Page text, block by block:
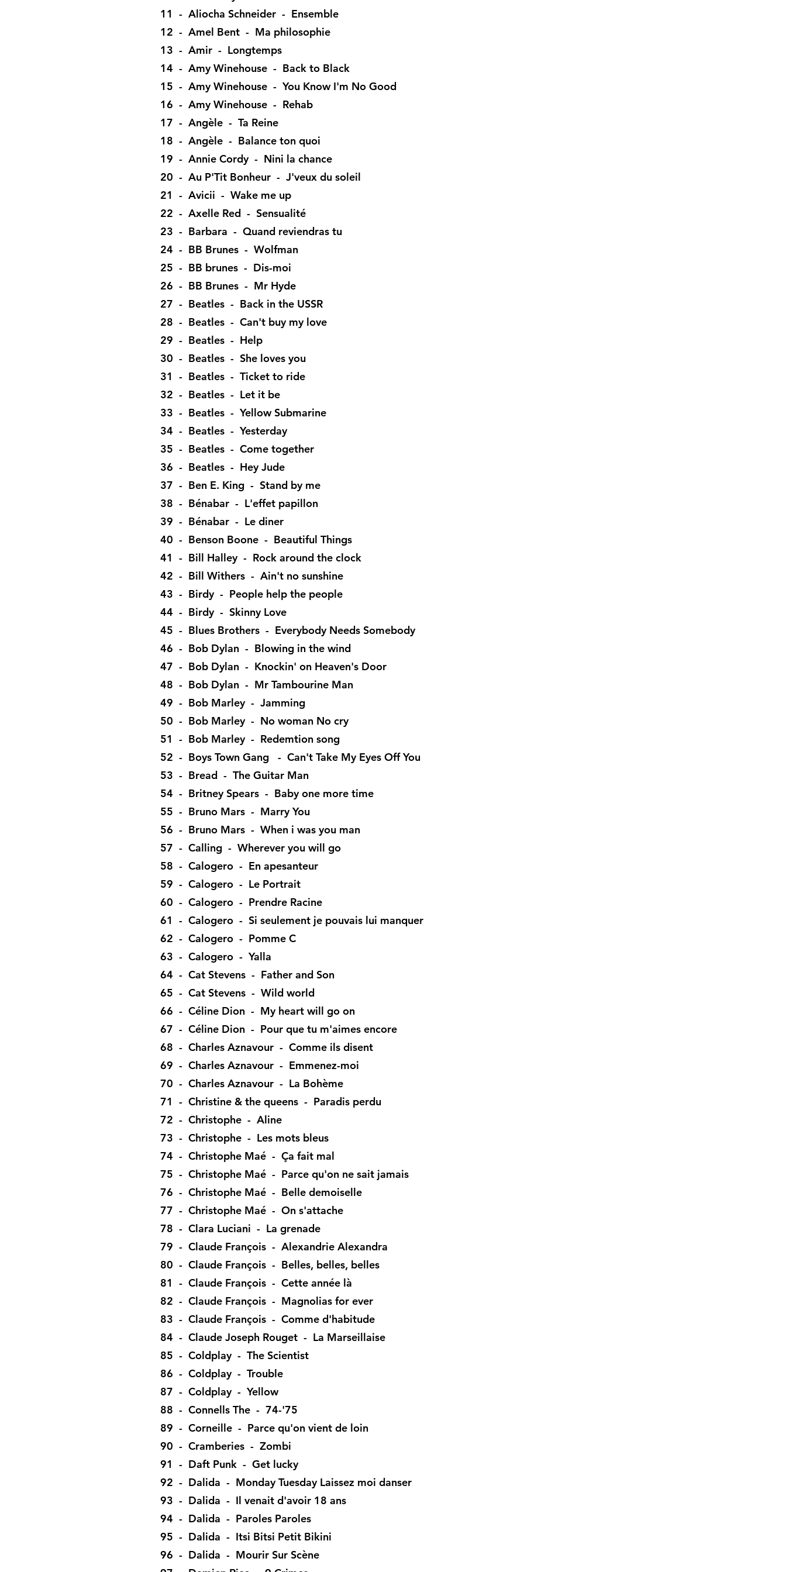
11 - Aliocha Schneider - Ensemble
12 - Amel Bent - Ma philosophie
13 - Amir - Longtemps
14 - Amy Winehouse - Back to Black
15 - Amy Winehouse - You Know I'm No Good
16 - Amy Winehouse - Rehab
17 - Angèle - Ta Reine
18 - Angèle - Balance ton quoi
19 - Annie Cordy - Nini la chance
20 - Au P'Tit Bonheur - J'veux du soleil
21 - Avicii - Wake me up
22 - Axelle Red - Sensualité
23 - Barbara - Quand reviendras tu
24 - BB Brunes - Wolfman
25 - BB brunes - Dis-moi
26 - BB Brunes - Mr Hyde
27 - Beatles - Back in the USSR
28 - Beatles - Can't buy my love
29 - Beatles - Help
30 - Beatles - She loves you
31 - Beatles - Ticket to ride
32 - Beatles - Let it be
33 - Beatles - Yellow Submarine
34 - Beatles - Yesterday
35 - Beatles - Come together
36 - Beatles - Hey Jude
37 - Ben E. King - Stand by me
38 - Bénabar - L'effet papillon
39 - Bénabar - Le diner
40 - Benson Boone - Beautiful Things
41 - Bill Halley - Rock around the clock
42 - Bill Withers - Ain't no sunshine
43 - Birdy - People help the people
44 - Birdy - Skinny Love
45 - Blues Brothers - Everybody Needs Somebody
46 - Bob Dylan - Blowing in the wind
47 - Bob Dylan - Knockin' on Heaven's Door
48 - Bob Dylan - Mr Tambourine Man
49 - Bob Marley - Jamming
50 - Bob Marley - No woman No cry
51 - Bob Marley - Redemtion song
52 - Boys Town Gang - Can't Take My Eyes Off You
53 - Bread - The Guitar Man
54 - Britney Spears - Baby one more time
55 - Bruno Mars - Marry You
56 - Bruno Mars - When i was you man
57 - Calling - Wherever you will go
58 - Calogero - En apesanteur
59 - Calogero - Le Portrait
60 - Calogero - Prendre Racine
61 - Calogero - Si seulement je pouvais lui manquer
62 - Calogero - Pomme C
63 - Calogero - Yalla
64 - Cat Stevens - Father and Son
65 - Cat Stevens - Wild world
66 - Céline Dion - My heart will go on
67 - Céline Dion - Pour que tu m'aimes encore
68 - Charles Aznavour - Comme ils disent
69 - Charles Aznavour - Emmenez-moi
70 - Charles Aznavour - La Bohème
71 - Christine & the queens - Paradis perdu
72 - Christophe - Aline
73 - Christophe - Les mots bleus
74 - Christophe Maé - Ça fait mal
75 - Christophe Maé - Parce qu'on ne sait jamais
76 - Christophe Maé - Belle demoiselle
77 - Christophe Maé - On s'attache
78 - Clara Luciani - La grenade
79 - Claude François - Alexandrie Alexandra
80 - Claude François - Belles, belles, belles
81 - Claude François - Cette année là
82 - Claude François - Magnolias for ever
83 - Claude François - Comme d'habitude
84 - Claude Joseph Rouget - La Marseillaise
85 - Coldplay - The Scientist
86 - Coldplay - Trouble
87 - Coldplay - Yellow
88 - Connells The - 74-'75
89 - Corneille - Parce qu'on vient de loin
90 - Cramberies - Zombi
91 - Daft Punk - Get lucky
92 - Dalida - Monday Tuesday Laissez moi danser
93 - Dalida - Il venait d'avoir 18 ans
94 - Dalida - Paroles Paroles
95 - Dalida - Itsi Bitsi Petit Bikini
96 - Dalida - Mourir Sur Scène